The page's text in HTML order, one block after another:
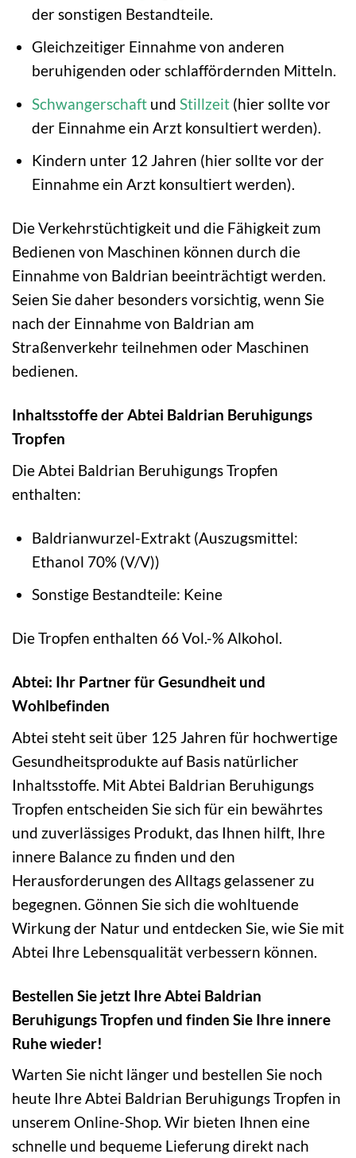
der sonstigen Bestandteile.
Gleichzeitiger Einnahme von anderen
beruhigenden oder schlaffördernden Mitteln.
Schwangerschaftund Stillzeit(hier sollte vor
der Einnahme ein Arzt konsultiert werden).
Kindern unter 12 Jahren (hier sollte vor der
Einnahme ein Arzt konsultiert werden).
Die Verkehrstüchtigkeit und die Fähigkeit zum
Bedienen von Maschinen können durch die
Einnahme von Baldrian beeinträchtigt werden.
Seien Sie daher besonders vorsichtig, wenn Sie
nach der Einnahme von Baldrian am
Straßenverkehr teilnehmen oder Maschinen
bedienen.
Inhaltsstoffe der Abtei Baldrian Beruhigungs
Tropfen
Die Abtei Baldrian Beruhigungs Tropfen
enthalten:
Baldrianwurzel-Extrakt (Auszugsmittel:
Ethanol 70% (V/V))
Sonstige Bestandteile: Keine
Die Tropfen enthalten 66 Vol.-% Alkohol.
Abtei: Ihr Partner für Gesundheit und
Wohlbefinden
Abtei steht seit über 125 Jahren für hochwertige
Gesundheitsprodukte auf Basis natürlicher
Inhaltsstoffe. Mit Abtei Baldrian Beruhigungs
Tropfen entscheiden Sie sich für ein bewährtes
und zuverlässiges Produkt, das Ihnen hilft, Ihre
innere Balance zu finden und den
Herausforderungen des Alltags gelassener zu
begegnen. Gönnen Sie sich die wohltuende
Wirkung der Natur und entdecken Sie, wie Sie mit
Abtei Ihre Lebensqualität verbessern können.
Bestellen Sie jetzt Ihre Abtei Baldrian
Beruhigungs Tropfen und finden Sie Ihre innere
Ruhe wieder!
Warten Sie nicht länger und bestellen Sie noch
heute Ihre Abtei Baldrian Beruhigungs Tropfen in
unserem Online-Shop. Wir bieten Ihnen eine
schnelle und bequeme Lieferung direkt nach